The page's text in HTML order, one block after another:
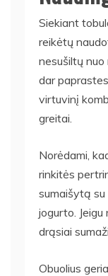
Siekiant
reikėtų
nesušiltų nuo
dar
virtuvinį
greitai.
Norėdami,
rinkitės
sumaišytą su
jogurto. Jeigu
drąsiai
Obuolius